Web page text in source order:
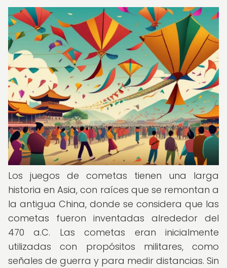
Los juegos de cometas tienen una larga
historia en Asia, con raíces que se remontan a
la antigua China, donde se considera que las
cometas fueron inventadas alrededor del
470 a.C. Las cometas eran inicialmente
utilizadas con propósitos militares, como
señales de guerra y para medir distancias. Sin